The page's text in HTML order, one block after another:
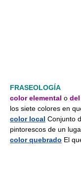
FRASEOLOGÍA
color elemental o
los siete colores en
color local Conjunto
pintorescos de un
color quebrado El